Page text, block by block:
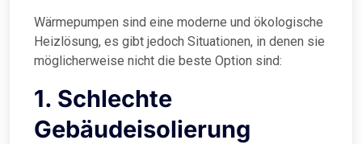
Wärmepumpen sind eine moderne und ökologische
Heizlösung, es gibt jedoch Situationen, in denen sie
möglicherweise nicht die beste Option sind:
1. Schlechte
Gebäudeisolierung